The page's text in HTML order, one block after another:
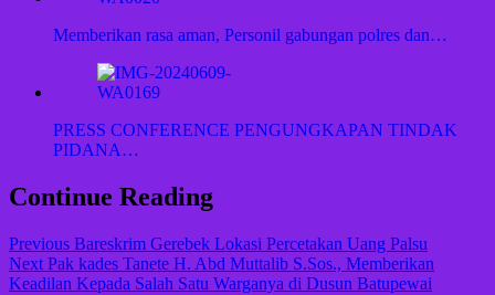
Memberikan rasa aman, Personil gabungan polres dan…
PRESS CONFERENCE PENGUNGKAPAN TINDAK
PIDANA…
Continue Reading
Previous Bareskrim Gerebek Lokasi Percetakan Uang Palsu
Next Pak kades Tanete H. Abd Muttalib S.Sos., Memberikan
Keadilan Kepada Salah Satu Warganya di Dusun Batupewai